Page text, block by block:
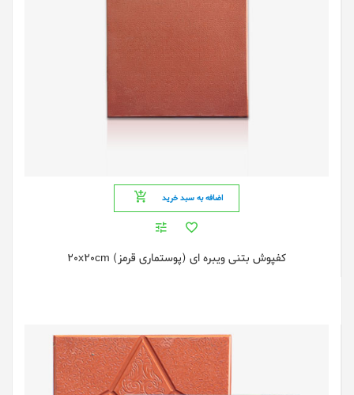
اضافه به سبد خرید
کفپوش بتنی ویبره ای (پوستماری قرمز) 20x20cm